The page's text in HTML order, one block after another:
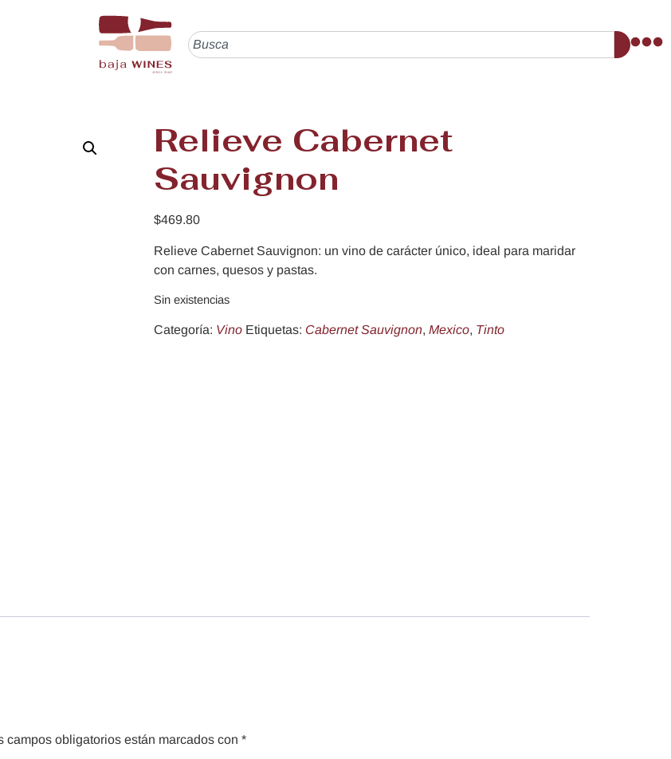
Relieve Cabernet
Sauvignon
$469.80
Relieve Cabernet Sauvignon: un vino de carácter único, ideal para maridar
con carnes, quesos y pastas.
Sin existencias
Categoría: Vino Etiquetas: Cabernet Sauvignon, Mexico, Tinto
campos obligatorios están marcados con *